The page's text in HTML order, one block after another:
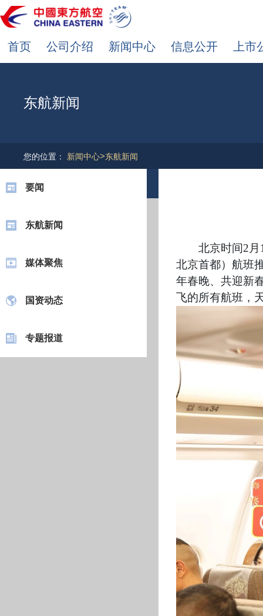
首页 公司介绍 新闻中心 信息公开 上市
东航新闻
您的位置： 新闻中心>东航新闻
要闻
东航新闻
媒体聚焦
国资动态
专题报道
北京时间2
北京首都）航班
年春晚、共迎新
飞的所有航班，